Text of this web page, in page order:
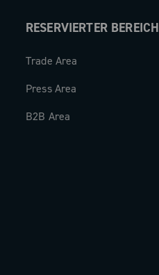
RESERVIERTER BEREICH
Trade Area
Press Area
B2B Area